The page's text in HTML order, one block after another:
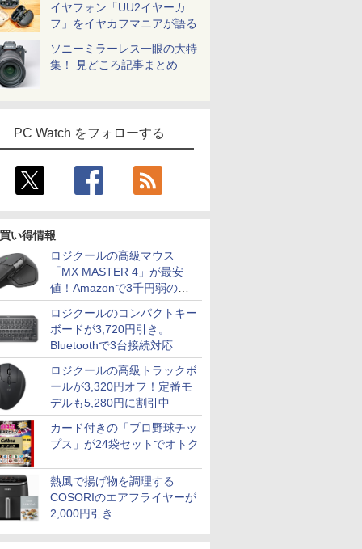
イヤフォン「UU2イヤーカ
フ」をイヤカフマニアが語る
ソニーミラーレス一眼の大特
集！ 見どころ記事まとめ
PC Watch をフォローする
い得情報
ロジクールの高級マウス
「MX MASTER 4」が最安
値！Amazonで3千円弱の割
引
ロジクールのコンパクトキー
ボードが3,720円引き。
Bluetoothで3台接続対応
ロジクールの高級トラックボ
ールが3,320円オフ！定番モ
デルも5,280円に割引中
カード付きの「プロ野球チッ
プス」が24袋セットでオトク
熱風で揚げ物を調理する
COSORIのエアフライヤーが
2,000円引き